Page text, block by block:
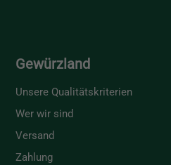
Gewürzland
Unsere Qualitätskriterien
Wer wir sind
Versand
Zahlung